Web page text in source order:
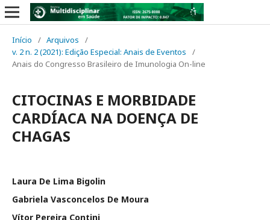
Início / Arquivos
/
v. 2 n. 2 (2021): Edição Especial: Anais de Eventos
/
Anais do Congresso Brasileiro de Imunologia On-line
CITOCINAS E MORBIDADE
CARDÍACA NA DOENÇA DE
CHAGAS
Laura De Lima Bigolin
Gabriela Vasconcelos De Moura
Vítor Pereira Contini